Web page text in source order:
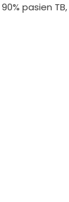
pasien